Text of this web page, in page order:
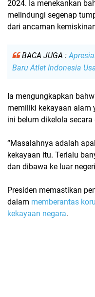
2024. Ia menekankan
melindungi segenap
dari ancaman
BACA JUGA :
Baru Atlet Indonesia
Ia mengungkapkan
memiliki kekayaan alam
ini belum dikelola
“Masalahnya adalah
kekayaan itu. Terlalu
dan dibawa ke luar
Presiden memastikan
dalam memberantas
kekayaan negara.